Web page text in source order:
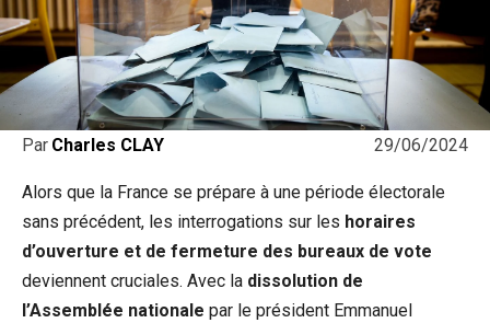
29/06/2024
Par Charles CLAY
Alors que la France se prépare à​ une période électorale
sans précédent,⁣ les interrogations sur les horaires
d’ouverture et de ⁢fermeture des bureaux de vote
deviennent cruciales. Avec la dissolution de
l’Assemblée nationale par le président Emmanuel